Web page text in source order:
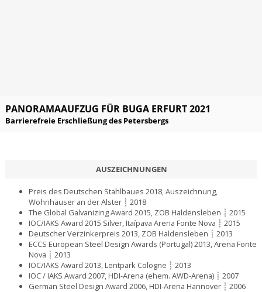
PANORAMAAUFZUG FÜR BUGA ERFURT 2021
Barrierefreie Erschließung des Petersbergs
AUSZEICHNUNGEN
Preis des Deutschen Stahlbaues 2018, Auszeichnung,
Wohnhäuser an der Alster ┊ 2018
The Global Galvanizing Award 2015, ZOB Haldensleben ┊ 2015
IOC/IAKS Award 2015 Silver, Itaípava Arena Fonte Nova ┊ 2015
Deutscher Verzinkerpreis 2013, ZOB Haldensleben ┊ 2013
ECCS European Steel Design Awards (Portugal) 2013, Arena Fonte
Nova ┊ 2013
IOC/IAKS Award 2013, Lentpark Cologne ┊ 2013
IOC / IAKS Award 2007, HDI-Arena (ehem. AWD-Arena) ┊ 2007
German Steel Design Award 2006, HDI-Arena Hannover ┊ 2006